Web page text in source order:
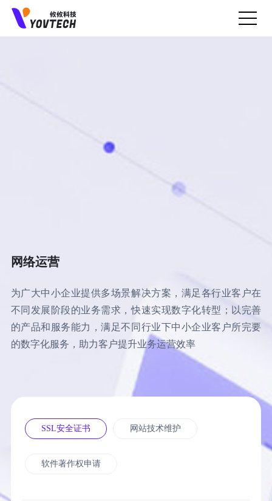
网络运营
为广大中小企业提供多场景解决方案，满足各行业客户在
不同发展阶段的业务需求，快速实现数字化转型；以完善
的产品和服务能力，满足不同行业下中小企业客户所完要
的数字化服务，助力客户提升业务运营效率
SSL安全证书 网站技术维护
软件著作权申请